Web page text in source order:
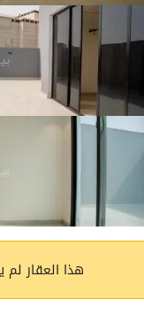
هذا العقار لم